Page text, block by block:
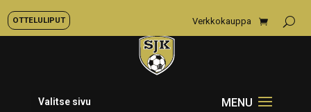
OTTELULIPUT Verkkokauppa
Valitse sivu